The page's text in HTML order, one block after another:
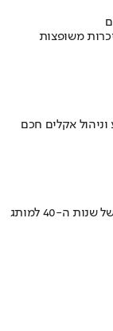
משופצות
אקלים חכם
איך אסם הפכה את תקופת הצנע והמחסור הקשה של שנות ה-40 למותג